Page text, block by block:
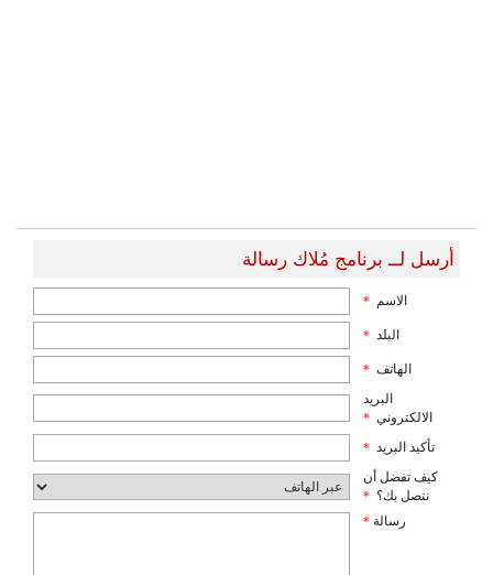
أرسل لــ برنامج مُلاك رسالة
الاسم *
البلد *
الهاتف *
البريد
الالكتروني *
تأكيد البريد *
كيف تفضل أن
نتصل بك؟ *
رسالة *